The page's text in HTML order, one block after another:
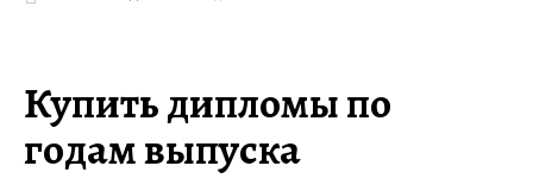
Купить дипломы по
годам выпуска